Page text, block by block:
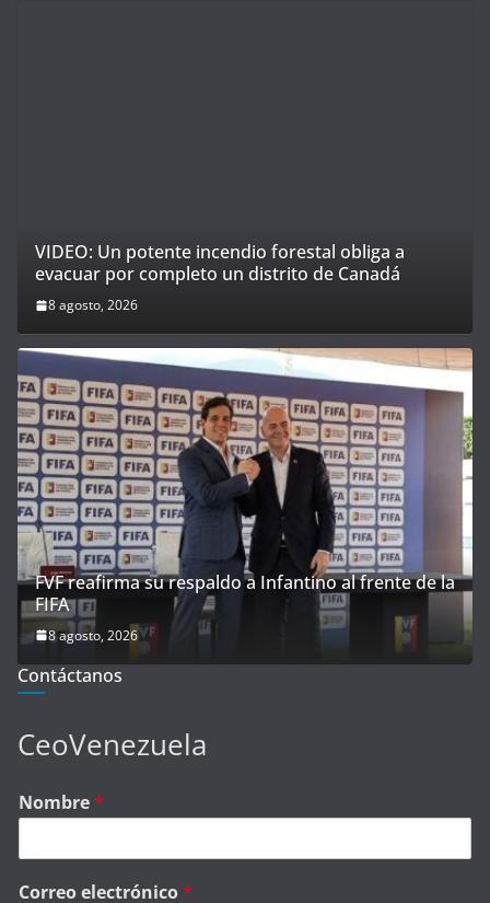
FVF reafirma su respaldo a Infantino al frente de la
FIFA
8 agosto, 2026
Contáctanos
CeoVenezuela
Nombre*
Correo electrónico*
Mensaje*
Enviar
Categorías